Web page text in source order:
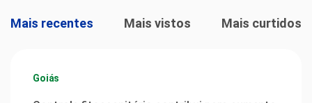
Mais recentes Mais vistos Mais curtidos
Goiás